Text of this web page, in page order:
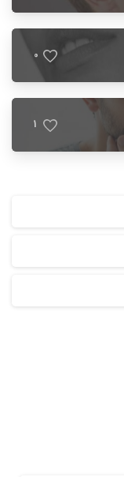
0
1